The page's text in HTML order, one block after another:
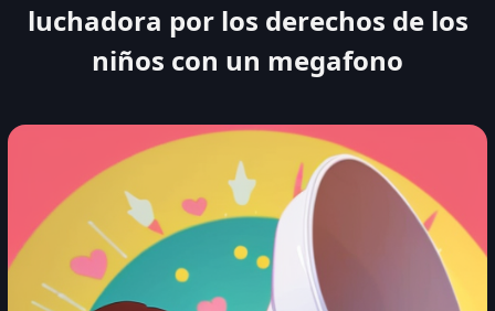
luchadora por los derechos de los
niños con un megafono